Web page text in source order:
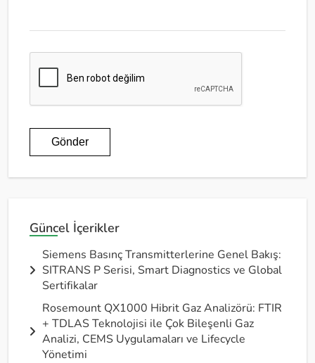
Gönder
Güncel İçerikler
Siemens Basınç Transmitterlerine Genel Bakış:
SITRANS P Serisi, Smart Diagnostics ve Global
Sertifikalar
Rosemount QX1000 Hibrit Gaz Analizörü: FTIR
+ TDLAS Teknolojisi ile Çok Bileşenli Gaz
Analizi, CEMS Uygulamaları ve Lifecycle
Yönetimi